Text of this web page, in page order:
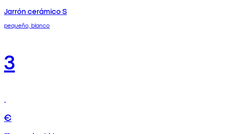
Jarrón cerámico S
pequeño, blanco
3
€